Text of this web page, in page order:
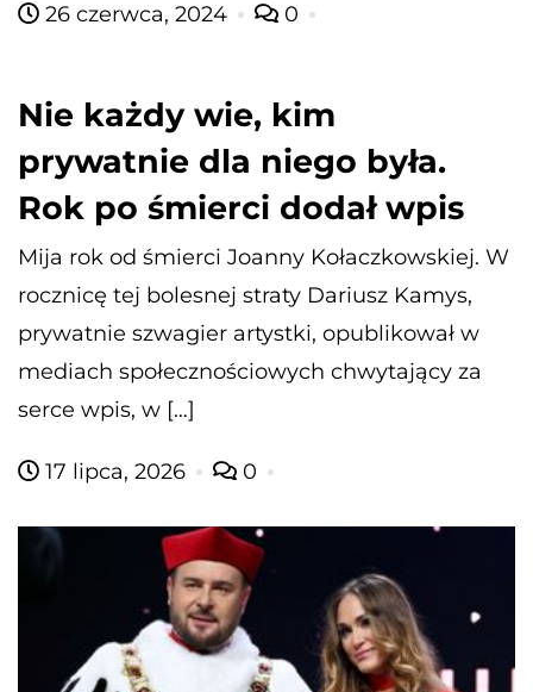
26 czerwca, 2024 0
Nie każdy wie, kim
prywatnie dla niego była.
Rok po śmierci dodał wpis
Mija rok od śmierci Joanny Kołaczkowskiej. W
rocznicę tej bolesnej straty Dariusz Kamys,
prywatnie szwagier artystki, opublikował w
mediach społecznościowych chwytający za
serce wpis, w […]
17 lipca, 2026 0